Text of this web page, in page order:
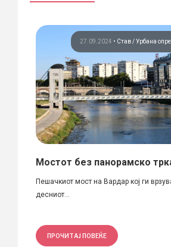
27.09.2024 • Став Урбана
Мостот без панорамско
Пешачкиот мост на Вардар кој ги
десниот...
ПРОЧИТАЈ ПОВЕЌЕ